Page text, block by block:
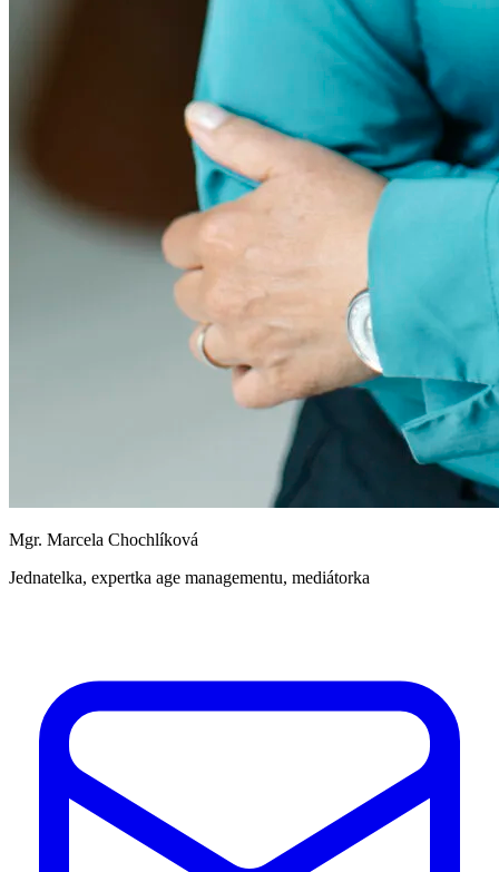
Mgr. Marcela Chochlíková
Jednatelka, expertka age managementu, mediátorka